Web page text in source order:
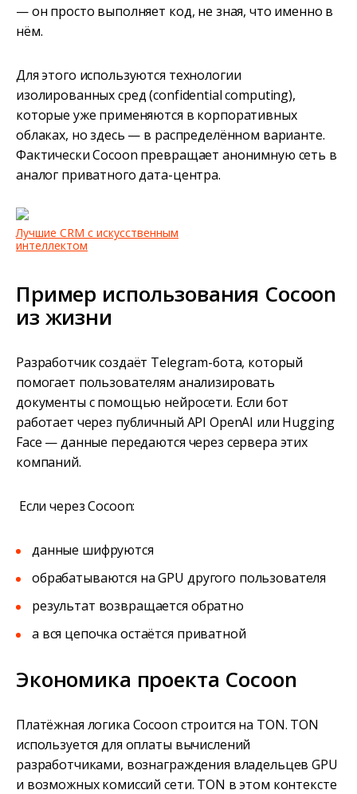
— он просто выполняет код, не зная, что именно в
нём.
Для этого используются технологии
изолированных сред (confidential computing),
которые уже применяются в корпоративных
облаках, но здесь — в распределённом варианте.
Фактически Cocoon превращает анонимную сеть в
аналог приватного дата-центра.
Лучшие CRM c искусственным
интеллектом
Пример использования Cocoon
из жизни
Разработчик создаёт Telegram-бота, который
помогает пользователям анализировать
документы с помощью нейросети. Если бот
работает через публичный API OpenAI или Hugging
Face — данные передаются через сервера этих
компаний.
Если через Cocoon:
данные шифруются
обрабатываются на GPU другого пользователя
результат возвращается обратно
а вся цепочка остаётся приватной
Экономика проекта Cocoon
Платёжная логика Cocoon строится на TON. TON
используется для оплаты вычислений
разработчиками, вознаграждения владельцев GPU
и возможных комиссий сети. TON в этом контексте